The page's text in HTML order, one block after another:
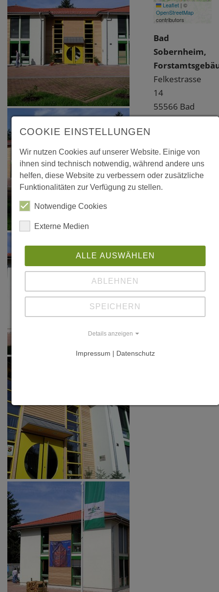
Leaflet | ©
OpenStreetMap
contributors
Bad
Sobernheim,
Felkestrasse
14
55566 Bad
Sobernheim
COOKIE EINSTELLUNGEN
Wir nutzen Cookies auf unserer Website. Einige von
ihnen sind technisch notwendig, während andere uns
helfen, diese Website zu verbessern oder zusätzliche
Funktionalitäten zur Verfügung zu stellen.
Notwendige Cookies
Externe Medien
ALLE AUSWÄHLEN
ABLEHNEN
SPEICHERN
Details anzeigen
Impressum | Datenschutz